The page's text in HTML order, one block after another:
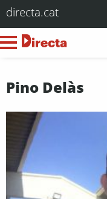
directa.cat
Pino Delàs